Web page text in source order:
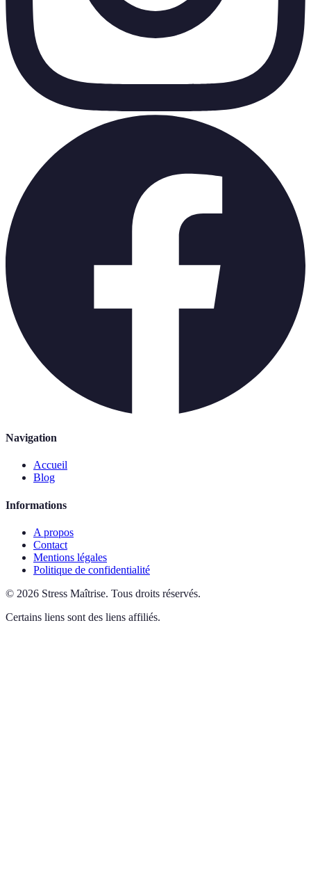
Navigation
Accueil
Blog
Informations
A propos
Contact
Mentions légales
Politique de confidentialité
© 2026 Stress Maîtrise. Tous droits réservés.
Certains liens sont des liens affiliés.